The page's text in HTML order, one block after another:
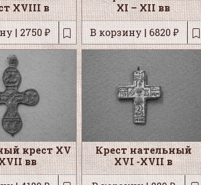
XVIII в
| 2750 ₽
XI – XII вв
В корзину | 6820 ₽
крест XV
вв
Крест нательный
XVI -XVII в